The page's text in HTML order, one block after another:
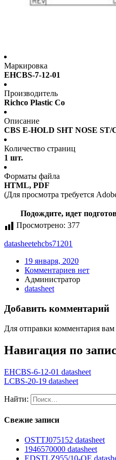
Маркировка
EHCBS-7-12-01
Производитель
Richco Plastic Co
Описание
CBS E-HOLD SHT NOSE ST/
Количество страниц
1 шт.
Форматы файла
HTML, PDF
(Для просмотра требуется
Подождите, идет
Просмотрено: 377
datasheetehcbs71201
19 января, 2020
Комментариев нет
Администратор
datasheet
Добавить комментарий
Для отправки комментария
Навигация по
EHCBS-6-12-01 datasheet
LCBS-20-19 datasheet
Найти:
Свежие записи
OSTTJ075152 datasheet
1946570000 datasheet